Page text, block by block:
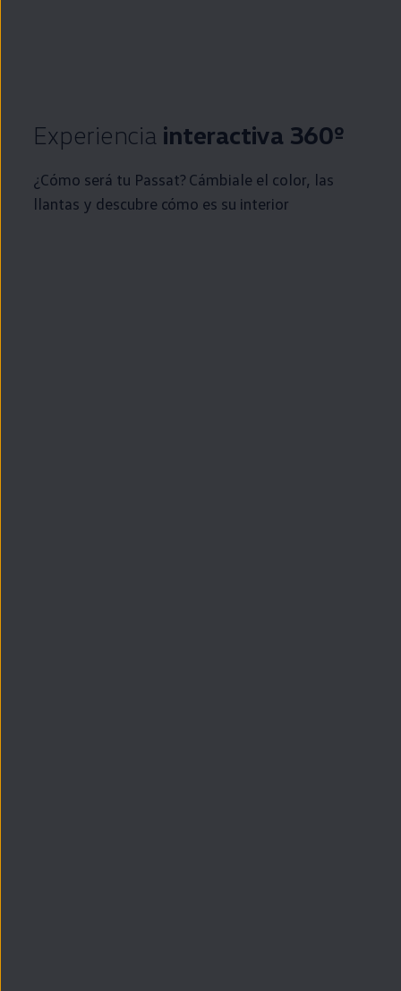
Experiencia interactiva 360º
¿Cómo será tu Passat? Cámbiale el color, las
llantas y descubre cómo es su interior